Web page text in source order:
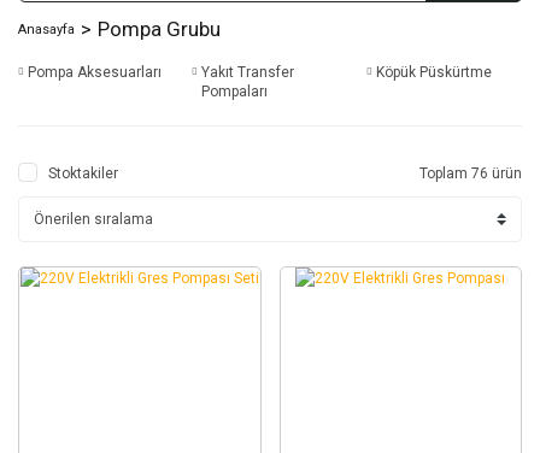
Anasayfa Pompa Grubu
Pompa Aksesuarları
Yakıt Transfer
Pompaları
Köpük Püskürtme
Stoktakiler Toplam 76 ürün